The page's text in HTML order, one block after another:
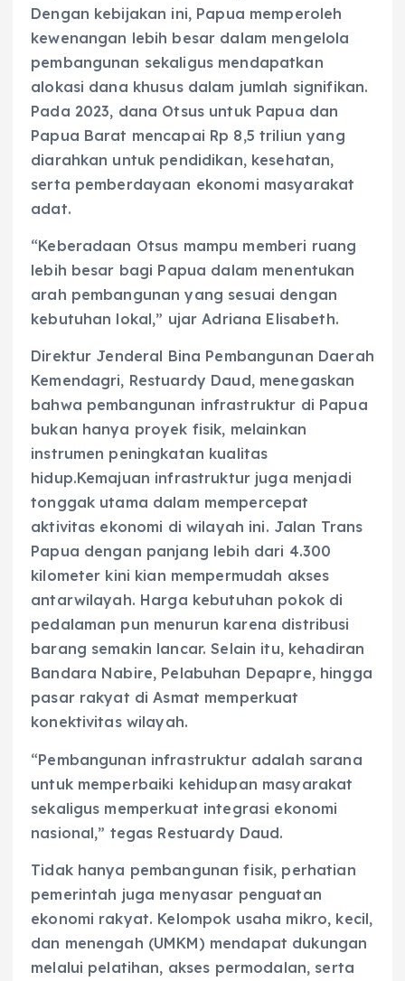
Dengan kebijakan ini, Papua memperoleh
kewenangan lebih besar dalam mengelola
pembangunan sekaligus mendapatkan
alokasi dana khusus dalam jumlah signifikan.
Pada 2023, dana Otsus untuk Papua dan
Papua Barat mencapai Rp 8,5 triliun yang
diarahkan untuk pendidikan, kesehatan,
serta pemberdayaan ekonomi masyarakat
adat.
“Keberadaan Otsus mampu memberi ruang
lebih besar bagi Papua dalam menentukan
arah pembangunan yang sesuai dengan
kebutuhan lokal,” ujar Adriana Elisabeth.
Direktur Jenderal Bina Pembangunan Daerah
Kemendagri, Restuardy Daud, menegaskan
bahwa pembangunan infrastruktur di Papua
bukan hanya proyek fisik, melainkan
instrumen peningkatan kualitas
hidup.Kemajuan infrastruktur juga menjadi
tonggak utama dalam mempercepat
aktivitas ekonomi di wilayah ini. Jalan Trans
Papua dengan panjang lebih dari 4.300
kilometer kini kian mempermudah akses
antarwilayah. Harga kebutuhan pokok di
pedalaman pun menurun karena distribusi
barang semakin lancar. Selain itu, kehadiran
Bandara Nabire, Pelabuhan Depapre, hingga
pasar rakyat di Asmat memperkuat
konektivitas wilayah.
“Pembangunan infrastruktur adalah sarana
untuk memperbaiki kehidupan masyarakat
sekaligus memperkuat integrasi ekonomi
nasional,” tegas Restuardy Daud.
Tidak hanya pembangunan fisik, perhatian
pemerintah juga menyasar penguatan
ekonomi rakyat. Kelompok usaha mikro, kecil,
dan menengah (UMKM) mendapat dukungan
melalui pelatihan, akses permodalan, serta